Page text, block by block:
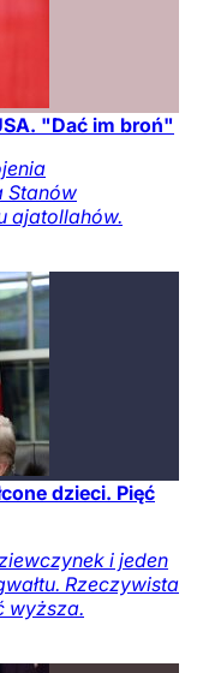
"Dać im broń"
Stanów
ajatollahów.
dzieci. Pięć
i jeden
Rzeczywista
wyższa.